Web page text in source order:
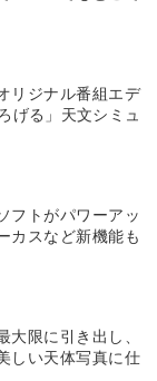
リジナル番組エデ
げる」天文シミュ
フトがパワーアッ
カスなど新機能も
限に引き出し、
しい天体写真に仕